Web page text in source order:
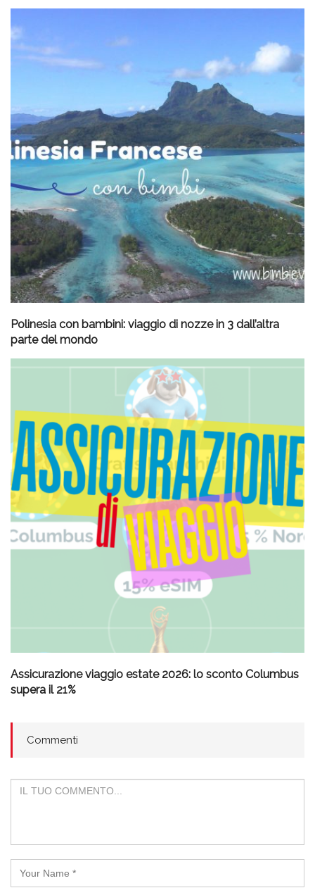
Polinesia con bambini: viaggio di nozze in 3 dall’altra
parte del mondo
Assicurazione viaggio estate 2026: lo sconto Columbus
supera il 21%
Commenti